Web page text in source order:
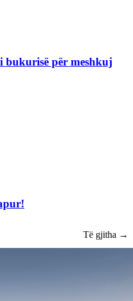
bukurisë për meshkuj
Të gjitha →